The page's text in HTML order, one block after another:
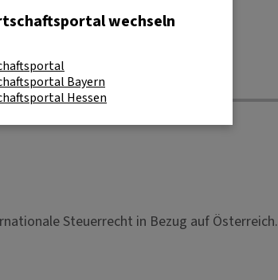
erstellt.
Steuerrecht in Bezug auf Österreich.
wechseln
Bayern
Hessen